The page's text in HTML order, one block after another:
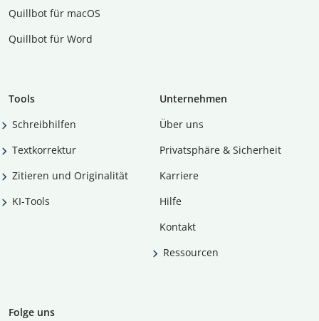
Quillbot für macOS
Quillbot für Word
Tools
Schreibhilfen
Textkorrektur
Zitieren und Originalität
KI-Tools
Unternehmen
Über uns
Privatsphäre & Sicherheit
Karriere
Hilfe
Kontakt
Ressourcen
Folge uns